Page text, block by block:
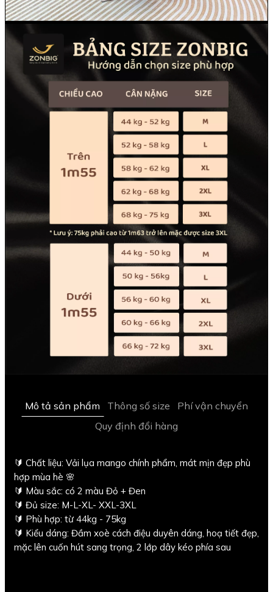
Mô tả sản phẩm Thông số size
Phí vận chuyển
Quy định đổi hàng
🔰 Chất liệu: Vải lụa mango chính phẩm, mát mịn đẹp phù
hợp mùa hè 🌸
🔰 Màu sắc: có 2 màu Đỏ + Đen
🔰 Đủ size: M-L-XL- XXL-3XL
🔰 Phù hợp: từ 44kg - 75kg
🔰 Kiểu dáng: Đầm xoè cách điệu duyên dáng, hoạ tiết đẹp,
mặc lên cuốn hút sang trọng, 2 lớp dây kéo phía sau